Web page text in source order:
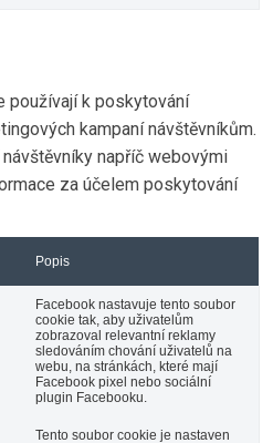
používají k poskytování
kampaní návštěvníkům.
napříč webovými
za účelem poskytování
Popis
Facebook nastavuje tento soubor
cookie tak, aby uživatelům
zobrazoval relevantní reklamy
sledováním chování uživatelů na
webu, na stránkách, které mají
Facebook pixel nebo sociální
plugin Facebooku.
Tento soubor cookie je nastaven